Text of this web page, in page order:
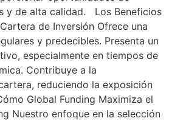
y de alta calidad. Los Beneficios
de Inversión Ofrece una
y predecibles. Presenta un
especialmente en tiempos de
Contribuye a la
reduciendo la exposición
Global Funding Maximiza el
Nuestro enfoque en la selección